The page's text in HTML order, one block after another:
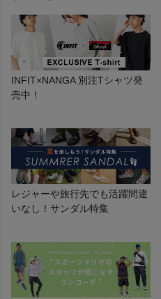
ヨガ
キャンプ・フェス
旅行
通学
ビジネス
もっと見る
インフィット INFIT
INFIT×NANGA 別注Tシャツ発
売中！
レジャーや旅行先でも活躍間違
いなし！サンダル特集